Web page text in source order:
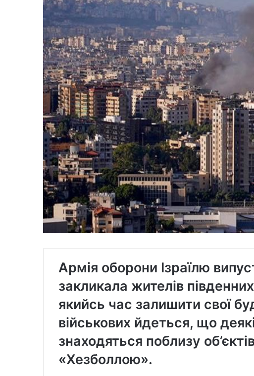
Армія оборони Ізраїлю
закликала жителів
якийсь час залишити свої
військових йдеться, що
знаходяться поблизу
«Хезболлою».